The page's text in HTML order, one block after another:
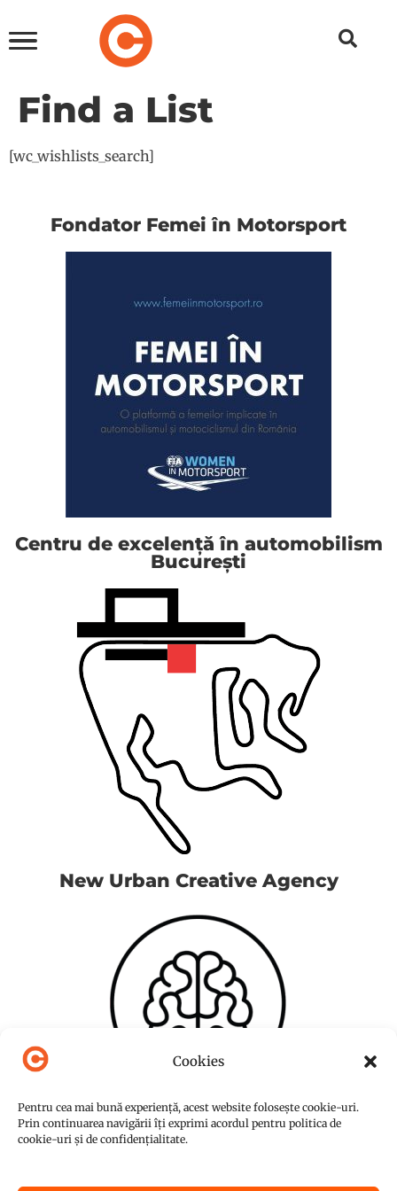
Cookies
Pentru cea mai bună experiență, acest website folosește cookie-uri.
Prin continuarea navigării îți exprimi acordul pentru politica de
cookie-uri și de confidențialitate.
Find a List
[wc_wishlists_search]
Fondator Femei în Motorsport
Centru de excelență în automobilism
București
New Urban Creative Agency